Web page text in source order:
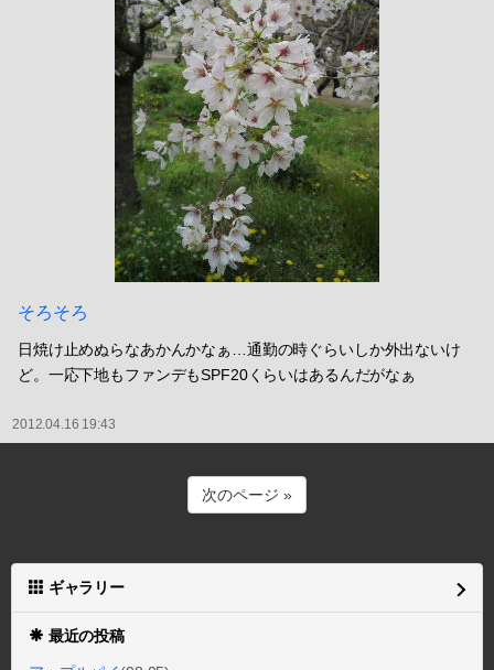
そろそろ
日焼け止めぬらなあかんかなぁ…通勤の時ぐらいしか外出ないけ
ど。一応下地もファンデもSPF20くらいはあるんだがなぁ
2012.04.16 19:43
次のページ »
ギャラリー
最近の投稿